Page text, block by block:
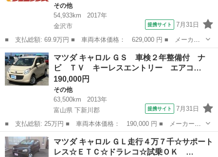
その他
54,933km
2017年
金沢市
提携サイト 7月31日
■ 支払総額: 69.9万円 ■ 車両本体価格： 629,000 円 ■ メーカー
名： マツダ ■ 車種名： フレア ■ グレード名： ハイブリッド
ＸＳ◆４ＷＤ◆禁煙車◆純正ＳＤナビ◆試乗ＯＫ◆ ◆４ＷＤ◆禁煙
車◆純正ＳＤ...
石川 金沢市 その他
マツダ キャロル ＧＳ 車検２年整備付 ナ
ビ ＴＶ キーレスエントリー エアコ…
190,000円
その他
63,500km
2013年
富山県 下新川郡
提携サイト 7月31日
■ 支払総額: 25万円 ■ 車両本体価格： 190,000 円 ■ メーカー
名： マツダ ■ 車種名： キャロル ■ グレード名： ＧＳ 車検
２年整備付 ナビ ＴＶ キーレスエントリー エアコン パワス
テ パワーウインド...
富山 下新川郡 その他
マツダ キャロル ＧＬ走行４万７千☆サポート
レス☆ＥＴＣ☆ドラレコ☆試乗ＯＫ …